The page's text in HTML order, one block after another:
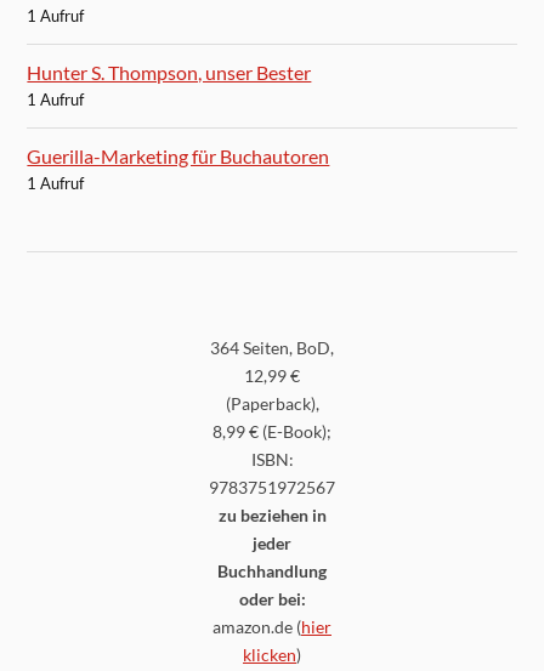
1 Aufruf
Hunter S. Thompson, unser Bester
1 Aufruf
Guerilla-Marketing für Buchautoren
1 Aufruf
364 Seiten, BoD,
12,99 €
(Paperback),
8,99 € (E-Book);
ISBN:
9783751972567
zu beziehen in
jeder
Buchhandlung
oder bei:
amazon.de (hier
klicken)